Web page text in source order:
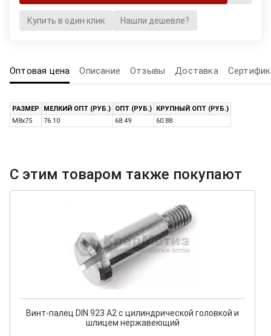
Купить в один клик Нашли дешевле?
Оптовая цена Описание Отзывы Доставка
РАЗМЕР МЕЛКИЙ ОПТ (РУБ.) ОПТ (РУБ.)
КРУПНЫЙ ОПТ (РУБ.)
M8x75
76.10 68.49 60.88
С этим товаром также покупают
Винт-палец DIN 923 А2 с цилиндрической головкой и
шлицем нержавеющий